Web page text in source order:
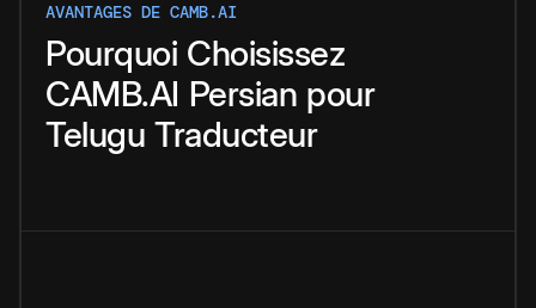
AVANTAGES DE CAMB.AI
Pourquoi Choisissez
CAMB.AI Persian pour
Telugu Traducteur